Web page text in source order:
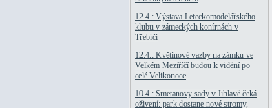
12.4.: Výstava Leteckomodelářského
klubu v zámeckých konírnách v
Třebíči
12.4.: Květinové vazby na zámku ve
Velkém Meziříčí budou k vidění po
celé Velikonoce
10.4.: Smetanovy sady v Jihlavě čeká
oživení: park dostane nové stromy,